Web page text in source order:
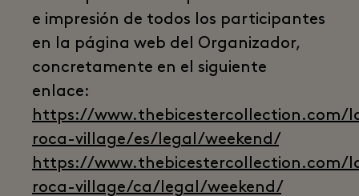
e impresión de todos los participantes
en la página web del Organizador,
concretamente en el siguiente
enlace:
https://www.thebicestercollection.com/
roca-village/es/legal/weekend/
https://www.thebicestercollection.com/
roca-village/ca/legal/weekend/